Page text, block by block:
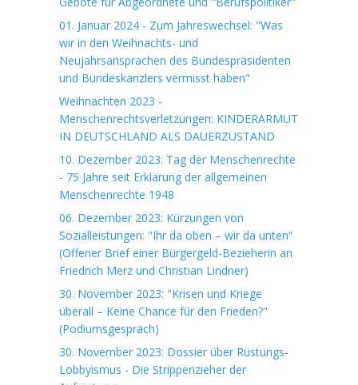
01. Januar 2024 - Zum Jahreswechsel: "Was
wir in den Weihnachts- und
Neujahrsansprachen des Bundespräsidenten
und Bundeskanzlers vermisst haben"
Weihnachten 2023 -
Menschenrechtsverletzungen: KINDERARMUT
IN DEUTSCHLAND ALS DAUERZUSTAND
10. Dezember 2023: Tag der Menschenrechte
- 75 Jahre seit Erklärung der allgemeinen
Menschenrechte 1948
06. Dezember 2023: Kürzungen von
Sozialleistungen: "Ihr da oben – wir da unten“
(Offener Brief einer Bürgergeld-Bezieherin an
Friedrich Merz und Christian Lindner)
30. November 2023: "Krisen und Kriege
überall – Keine Chance für den Frieden?"
(Podiumsgespräch)
30. November 2023: Dossier über Rüstungs-
Lobbyismus - Die Strippenzieher der